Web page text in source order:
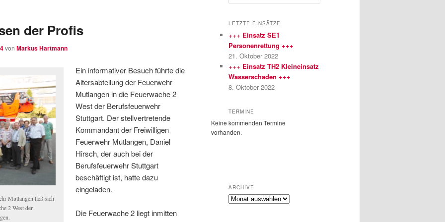
der Profis
von Markus Hartmann
Mutlangen ließ sich
2 West der
Ein informativer Besuch führte die
Altersabteilung der Feuerwehr
Mutlangen in die Feuerwache 2
West der Berufsfeuerwehr
Stuttgart. Der stellvertretende
Kommandant der Freiwilligen
Feuerwehr Mutlangen, Daniel
Hirsch, der auch bei der
Berufsfeuerwehr Stuttgart
beschäftigt ist, hatte dazu
eingeladen.
Die Feuerwache 2 liegt inmitten
u
h
n
LETZTE EINSÄTZE
+++ Einsatz SE1
Personenrettung +++
21. Oktober 2022
+++ Einsatz TH2 Kleineinsatz
Wasserschaden +++
8. Oktober 2022
TERMINE
Keine kommenden Termine
vorhanden.
ARCHIVE
Archive